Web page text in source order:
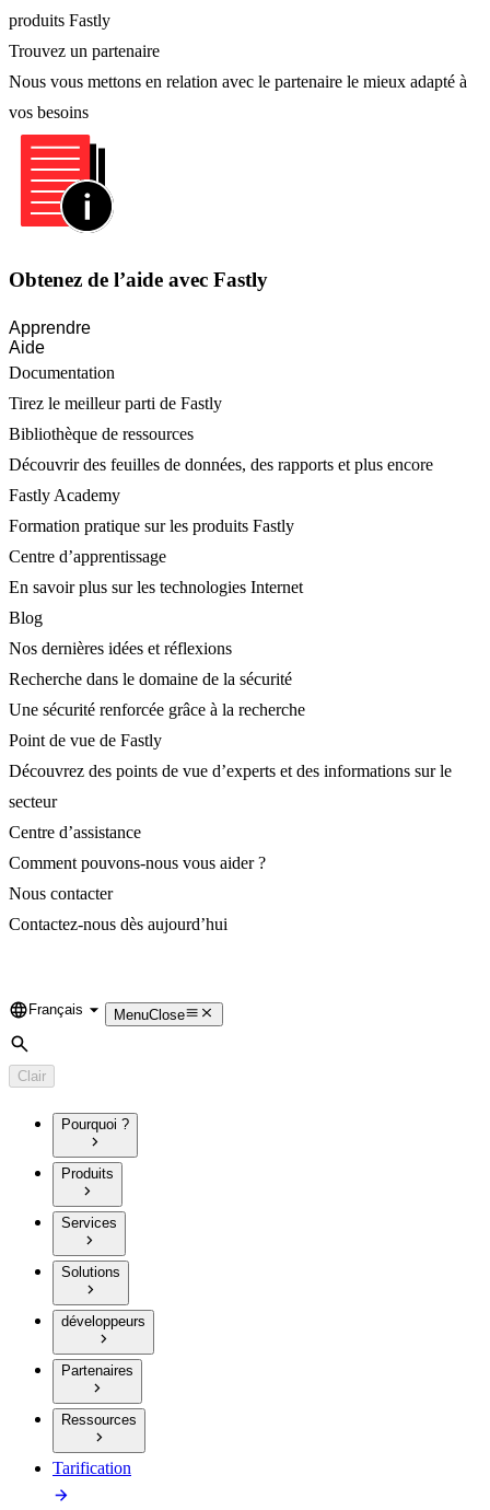
produits Fastly
Trouvez un partenaire
Nous vous mettons en relation avec le partenaire le mieux adapté à
vos besoins
Obtenez de l’aide avec Fastly
Apprendre
Aide
Documentation
Tirez le meilleur parti de Fastly
Bibliothèque de ressources
Découvrir des feuilles de données, des rapports et plus encore
Fastly Academy
Formation pratique sur les produits Fastly
Centre d’apprentissage
En savoir plus sur les technologies Internet
Blog
Nos dernières idées et réflexions
Recherche dans le domaine de la sécurité
Une sécurité renforcée grâce à la recherche
Point de vue de Fastly
Découvrez des points de vue d’experts et des informations sur le
secteur
Centre d’assistance
Comment pouvons-nous vous aider ?
Nous contacter
Contactez-nous dès aujourd’hui
Language
Français MenuClose
Rechercher
Clair
Pourquoi ?
Produits
Services
Solutions
développeurs
Partenaires
Ressources
Tarification